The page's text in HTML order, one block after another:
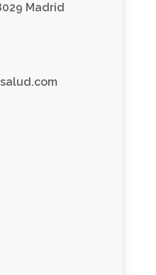
Madrid